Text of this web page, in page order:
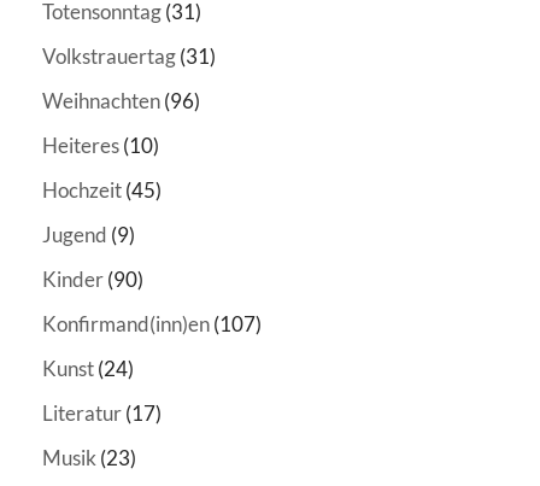
Totensonntag(31)
Volkstrauertag(31)
Weihnachten(96)
Heiteres(10)
Hochzeit(45)
Jugend (9)
Kinder(90)
Konfirmand(inn)en(107)
Kunst(24)
Literatur(17)
Musik (23)